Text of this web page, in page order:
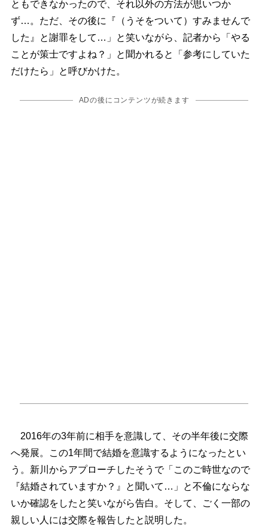
ともできなかったので、それ以外の方法が思いつか
ず…。ただ、その後に『（うそをついて）すみませんで
した』と謝罪をして…」と笑いながら、記者から「やる
ことが策士ですよね？」と聞かれると「参考にしていた
だけたら」と呼びかけた。
ADの後にコンテンツが続きます
2016年の3年前に相手を意識して、その半年後に交際
へ発展。この1年間で結婚を意識するようになったとい
う。新川からアプローチしたそうで「このご時世なので
『結婚されていますか？』と聞いて…」と不倫にならな
いか確認をしたと笑いながら告白。そして、ごく一部の
親しい人には交際を報告したと説明した。